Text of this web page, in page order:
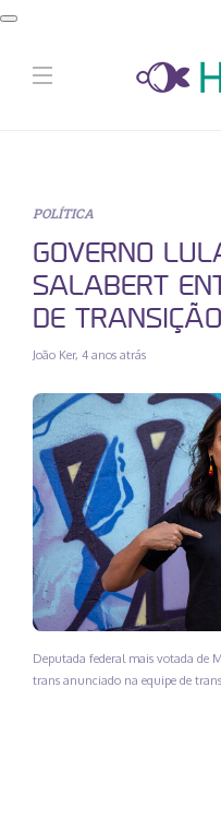
POLÍTICA
GOVERNO
SALABERT
DE TRANSIÇÃO
João Ker, 4 anos atrás
Deputada federal mais votada de
trans anunciado na equipe de